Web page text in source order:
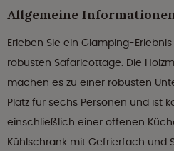
Allgemeine
Erleben Sie ein Glamping-
robusten Safaricottage. Die
machen es zu einer robusten
Platz für sechs Personen und ist
einschließlich einer offenen
Kühlschrank mit Gefrierfach und